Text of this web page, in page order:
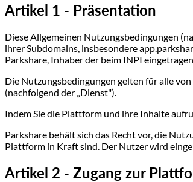
Artikel 1 - Präsentation
Diese Allgemeinen Nutzungsbedingungen
ihrer Subdomains, insbesondere
Parkshare, Inhaber der beim INPI
Die Nutzungsbedingungen gelten für alle
(nachfolgend der „Dienst").
Indem Sie die Plattform und ihre Inhalte
Parkshare behält sich das Recht vor, die
Plattform in Kraft sind. Der Nutzer wird
Artikel 2 - Zugang zur